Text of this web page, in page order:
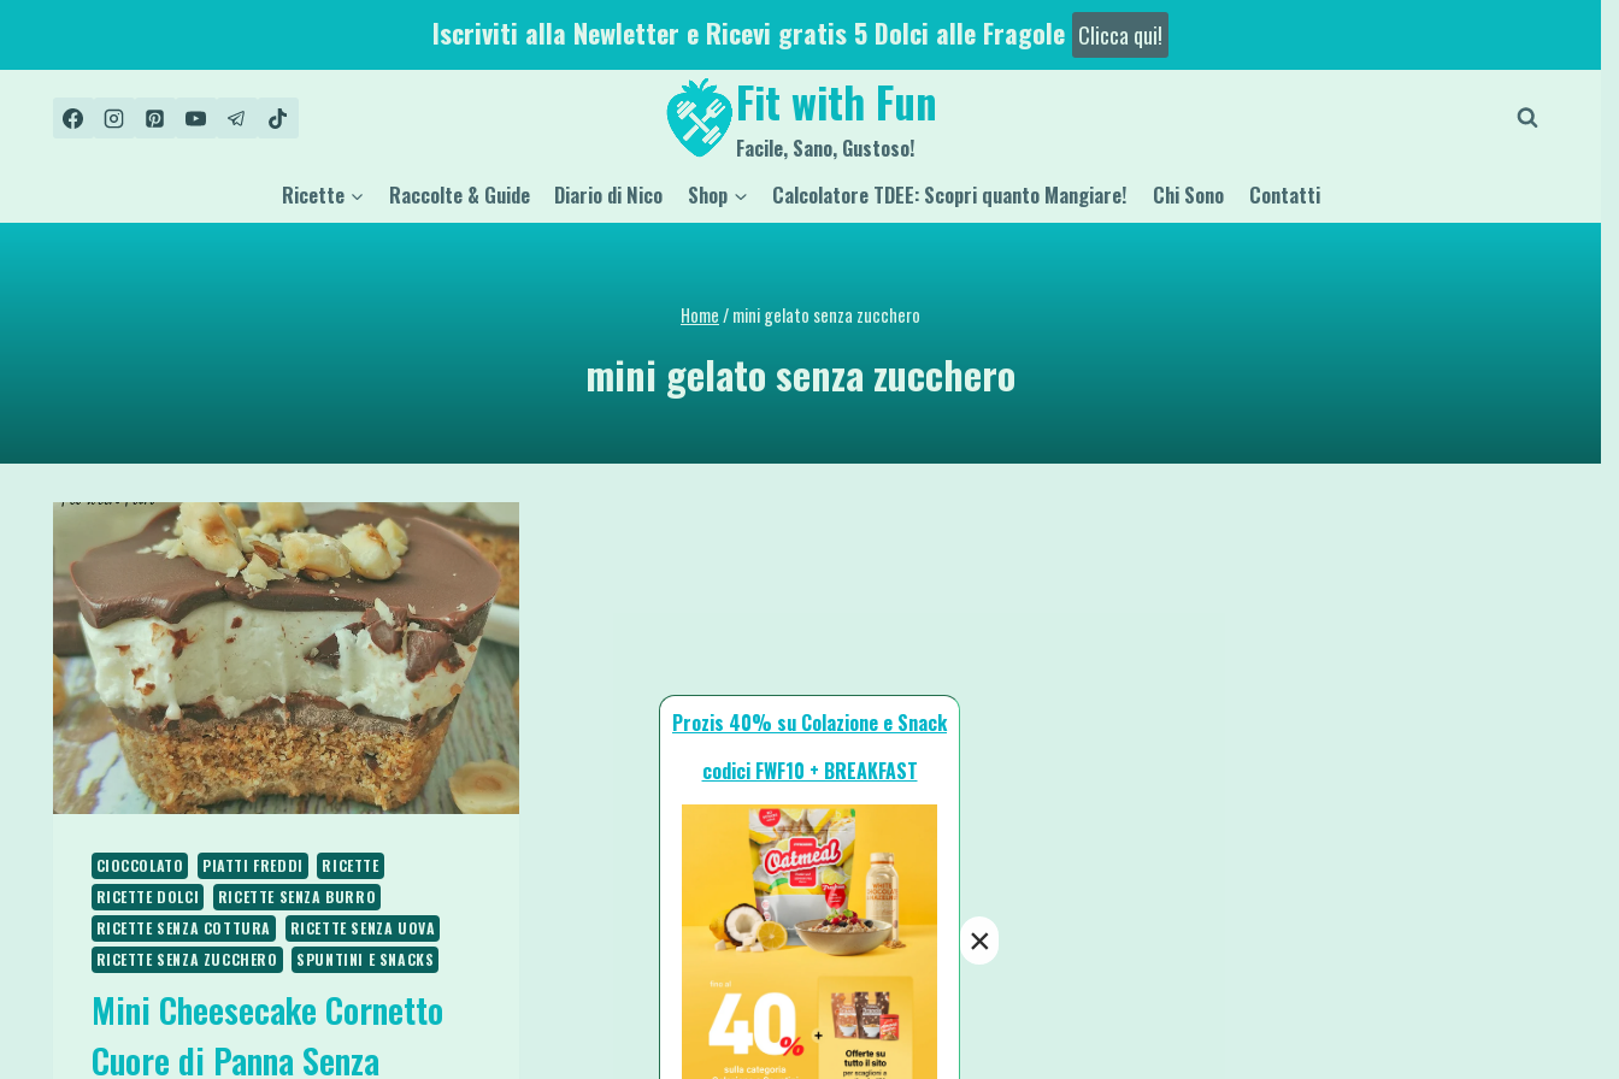
contenuto
Iscriviti alla Newletter e Ricevi gratis 5 Dolci alle Fragole Clicca qui!
Fit with Fun
Facile, Sano, Gustoso!
Ricette Raccolte & Guide Diario di Nico Shop Calcolatore TDEE: Scopri quanto Mangiare! Chi Sono Contatti
Home/mini gelato senza zucchero
mini gelato senza zucchero
CIOCCOLATO PIATTI FREDDI
RICETTE
RICETTE DOLCI
RICETTE SENZA BURRO
RICETTE SENZA COTTURA
RICETTE SENZA UOVA
RICETTE SENZA ZUCCHERO
SPUNTINI E SNACKS
Mini Cheesecake Cornetto
Cuore di Panna Senza
Prozis 40% su Colazione e Snack
codici FWF10 + BREAKFAST
×